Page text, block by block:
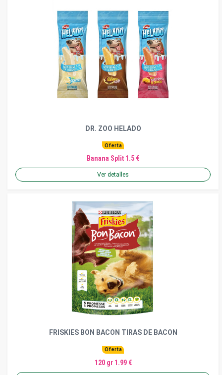
DR. ZOO HELADO
Oferta
Banana Split 1.5 €
Ver detalles
FRISKIES BON BACON TIRAS DE BACON
Oferta
120 gr 1.99 €